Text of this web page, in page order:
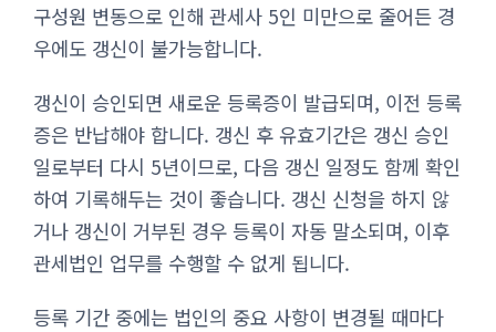
구성원 변동으로 인해 관세사 5인 미만으로 줄어든 경
우에도 갱신이 불가능합니다.
갱신이 승인되면 새로운 등록증이 발급되며, 이전 등록
증은 반납해야 합니다. 갱신 후 유효기간은 갱신 승인
일로부터 다시 5년이므로, 다음 갱신 일정도 함께 확인
하여 기록해두는 것이 좋습니다. 갱신 신청을 하지 않
거나 갱신이 거부된 경우 등록이 자동 말소되며, 이후
관세법인 업무를 수행할 수 없게 됩니다.
등록 기간 중에는 법인의 중요 사항이 변경될 때마다